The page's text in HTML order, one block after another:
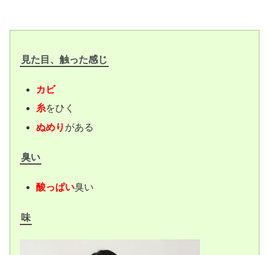
見た目、触った感じ
カビ
糸をひく
ぬめり がある
臭い
酸っぱい臭い
味